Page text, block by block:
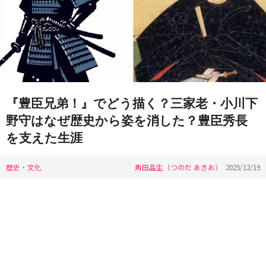
『豊臣兄弟！』でどう描く？三家老・小川下
野守はなぜ歴史から姿を消した？豊臣秀長
を支えた生涯
歴史・文化 角田晶生（つのだ あきお） 2025/12/19